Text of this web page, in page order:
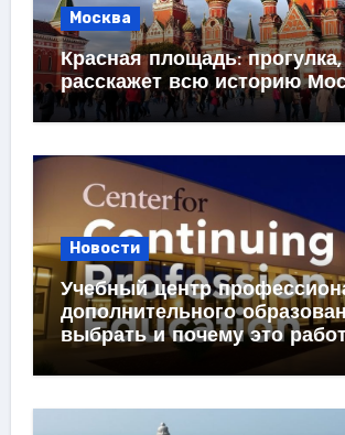
Москва
Красная площадь:
расскажет всю историю
Новости
Учебный центр
дополнительного
выбрать и почему это